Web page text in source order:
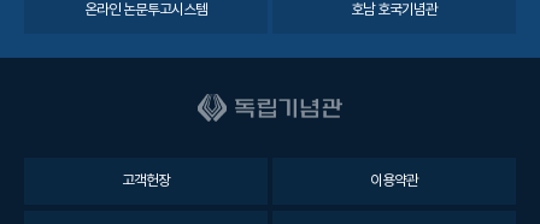
온라인 논문투고시스템 호남 호국기념관
고객헌장 이용약관